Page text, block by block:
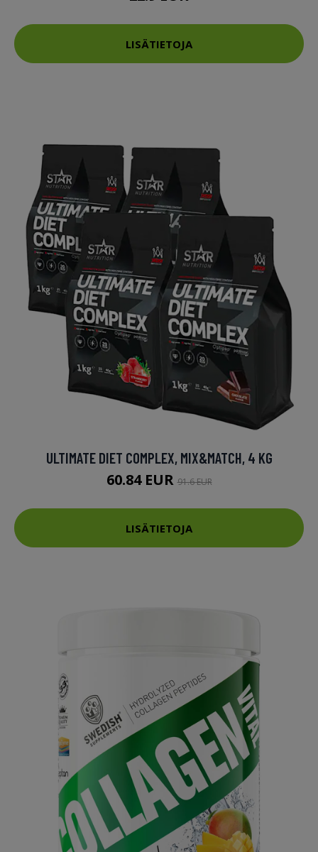
LISÄTIETOJA
ULTIMATE DIET COMPLEX, MIX&MATCH, 4 KG
60.84 EUR91.6 EUR
LISÄTIETOJA